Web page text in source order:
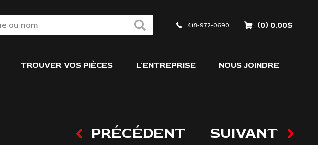
418-972-0690 (0) 0.00$
TROUVER VOS PIÈCES L'ENTREPRISE NOUS JOINDRE
PRÉCÉDENT SUIVANT